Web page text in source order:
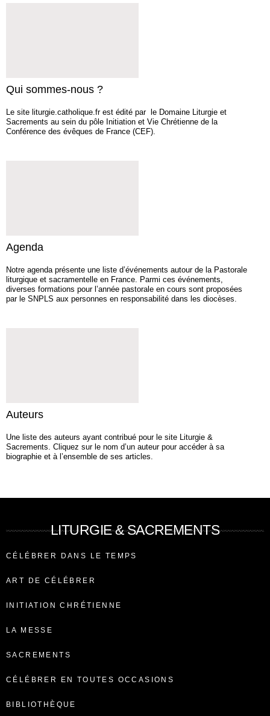
Qui sommes-nous ?
Le site liturgie.catholique.fr est édité par le Domaine Liturgie et
Sacrements au sein du pôle Initiation et Vie Chrétienne de la
Conférence des évêques de France (CEF).
Agenda
Notre agenda présente une liste d’événements autour de la Pastorale
liturgique et sacramentelle en France. Parmi ces événements,
diverses formations pour l’année pastorale en cours sont proposées
par le SNPLS aux personnes en responsabilité dans les diocèses.
Auteurs
Une liste des auteurs ayant contribué pour le site Liturgie &
Sacrements. Cliquez sur le nom d’un auteur pour accéder à sa
biographie et à l’ensemble de ses articles.
LITURGIE & SACREMENTS
CÉLÉBRER DANS LE TEMPS
ART DE CÉLÉBRER
INITIATION CHRÉTIENNE
LA MESSE
SACREMENTS
CÉLÉBRER EN TOUTES OCCASIONS
BIBLIOTHÈQUE